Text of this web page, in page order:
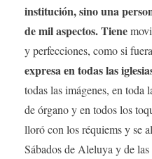
institución, sino una
de mil aspectos. Tiene
y perfecciones, como si fuera
expresa en todas las
todas las imágenes, en toda
de órgano y en todos los
lloró con los réquiems y se
Sábados de Aleluya y de